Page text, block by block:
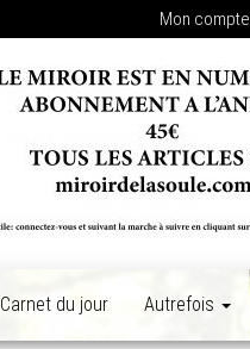
Mon compte
Carnet du jour Autrefois